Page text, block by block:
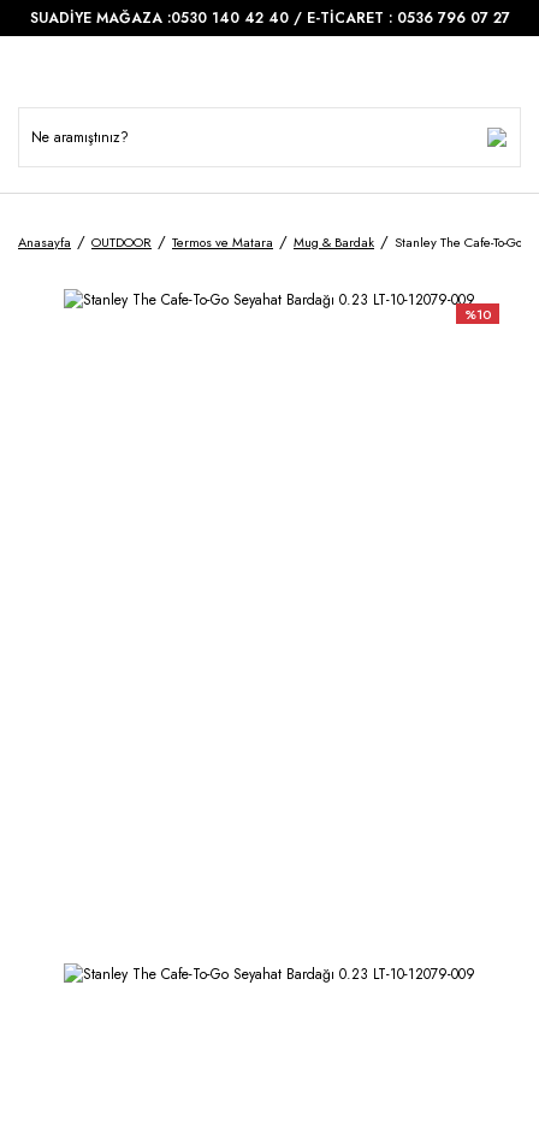
SUADİYE MAĞAZA :0530 140 42 40 / E-TİCARET : 0536 796 07 27
Anasayfa OUTDOOR Termos ve Matara Mug & Bardak Stanley The Cafe-To-Go
%10